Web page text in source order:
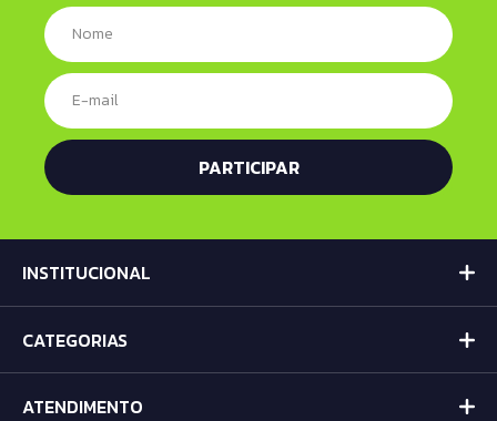
INSTITUCIONAL
CATEGORIAS
ATENDIMENTO